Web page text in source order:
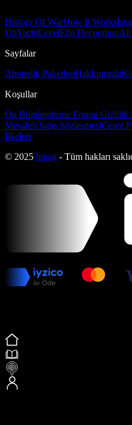
History Of WarHow It Works
UpYachtLevelElle DecorationAll
Sayfalar
Abonelik PaketleriHakkımızda
Koşullar
Ön Bilgilendirme Formu Gizlilik
Mesafeli Satış SözleşmesiÇerez
İlkeleri
© 2025 bmag - Tüm hakları